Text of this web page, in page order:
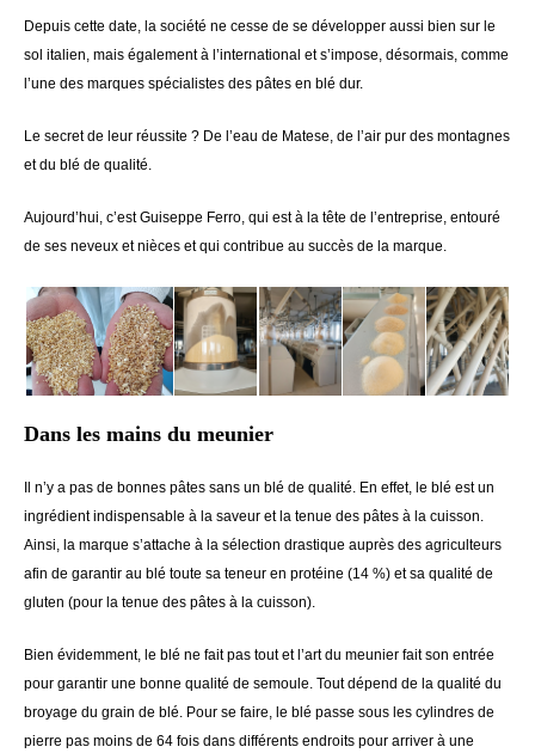
Depuis cette date, la société ne cesse de se développer aussi bien sur le
sol italien, mais également à l’international et s’impose, désormais, comme
l’une des marques spécialistes des pâtes en blé dur.
Le secret de leur réussite ? De l’eau de Matese, de l’air pur des montagnes
et du blé de qualité.
Aujourd’hui, c’est Guiseppe Ferro, qui est à la tête de l’entreprise, entouré
de ses neveux et nièces et qui contribue au succès de la marque.
Dans les mains du meunier
Il n’y a pas de bonnes pâtes sans un blé de qualité. En effet, le blé est un
ingrédient indispensable à la saveur et la tenue des pâtes à la cuisson.
Ainsi, la marque s’attache à la sélection drastique auprès des agriculteurs
afin de garantir au blé toute sa teneur en protéine (14 %) et sa qualité de
gluten (pour la tenue des pâtes à la cuisson).
Bien évidemment, le blé ne fait pas tout et l’art du meunier fait son entrée
pour garantir une bonne qualité de semoule. Tout dépend de la qualité du
broyage du grain de blé. Pour se faire, le blé passe sous les cylindres de
pierre pas moins de 64 fois dans différents endroits pour arriver à une